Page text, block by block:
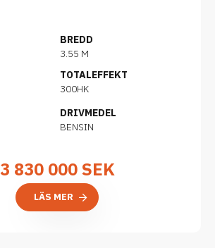
BREDD
3.55 M
TOTALEFFEKT
300HK
DRIVMEDEL
BENSIN
3 830 000SEK
LÄS MER